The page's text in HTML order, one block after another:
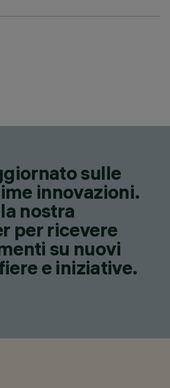
sulle
innovazioni.
nostra
per ricevere
su nuovi
e iniziative.